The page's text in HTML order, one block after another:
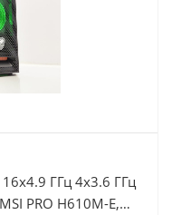
ГГц 4x3.6 ГГц
PRO H610M-E,